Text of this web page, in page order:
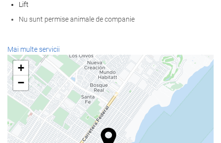
Lift
Nu sunt permise animale de companie
SPA
Spa
baie turcească/baie de aburi
Saună
Sală de fitness
Servicii de primire
Mai multe servicii
+
−